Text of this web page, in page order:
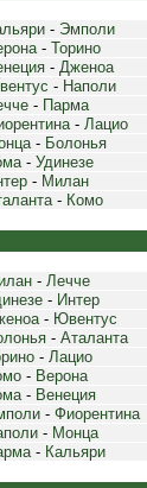
- Эмполи
- Торино
- Дженоа
- Наполи
- Парма
- Лацио
- Болонья
- Удинезе
- Милан
- Комо
- Лечче
- Интер
- Ювентус
- Аталанта
- Лацио
- Верона
- Венеция
- Фиорентина
- Монца
- Кальяри